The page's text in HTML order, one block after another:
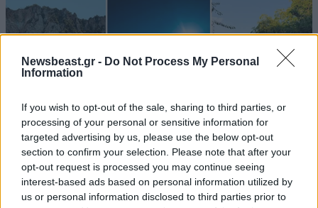
Newsbeast.gr - Do Not Process My Personal
Information
If you wish to opt-out of the sale, sharing to third parties, or
processing of your personal or sensitive information for
targeted advertising by us, please use the below opt-out
section to confirm your selection. Please note that after your
opt-out request is processed you may continue seeing
interest-based ads based on personal information utilized by
us or personal information disclosed to third parties prior to
LIFESTYLE08·08·2026 19:12